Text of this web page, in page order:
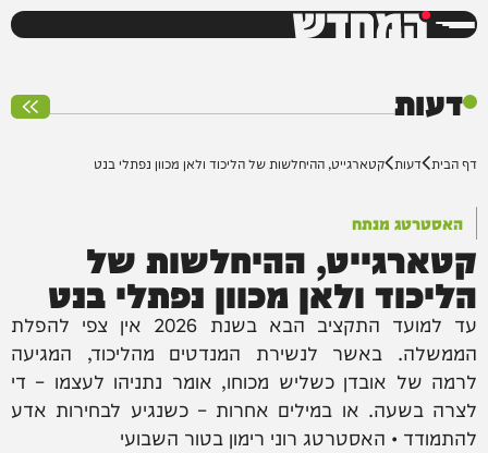
המחדש
דעות
דף הבית דעות קטארגייט, ההיחלשות של הליכוד ולאן מכוון נפתלי בנט
האסטרטג מנתח
קטארגייט, ההיחלשות של
הליכוד ולאן מכוון נפתלי בנט
עד למועד התקציב הבא בשנת 2026 אין צפי להפלת
הממשלה. באשר לנשירת המנדטים מהליכוד, המגיעה
לרמה של אובדן כשליש מכוחו, אומר נתניהו לעצמו – די
לצרה בשעה. או במילים אחרות – כשנגיע לבחירות אדע
להתמודד • האסטרטג רוני רימון בטור השבועי